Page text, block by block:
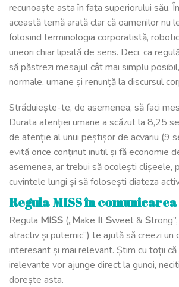
recunoaște asta în fața superiorului său.
această temă arată clar că oamenilor nu
folosind terminologia corporatistă,
uneori chiar lipsită de sens. Deci, ca
să păstrezi mesajul cât mai simplu
normale, umane și renunță la discursul
Străduiește-te, de asemenea, să faci
Durata atenției umane a scăzut la 8,25
de atenție al unui peștișor de acvariu (9
evită orice conținut inutil și fă economie
asemenea, ar trebui să ocolești clișeele,
cuvintele lungi și să folosești diateza
Regula MISS în
Regula MISS („Make ItSweet & S
atractiv și puternic”) te ajută să creezi un
interesant și mai relevant. Știm cu toții
irelevante vor ajunge direct la gunoi,
dorește asta.